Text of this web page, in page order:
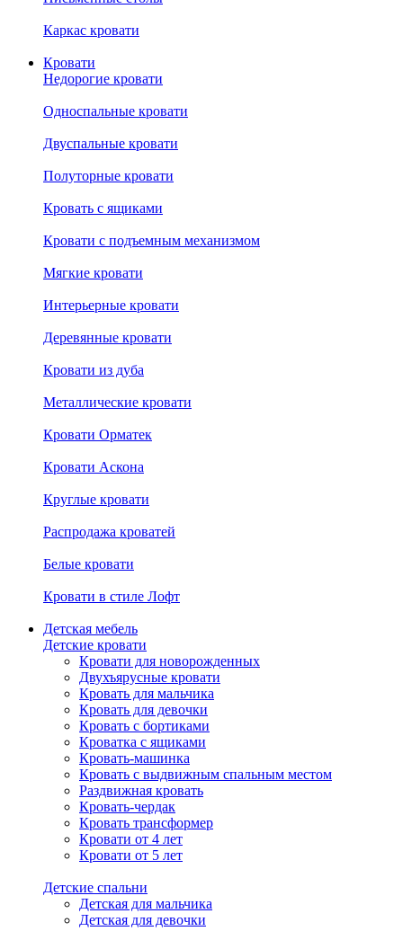
Каркас кровати
Кровати
Недорогие кровати
Односпальные кровати
Двуспальные кровати
Полуторные кровати
Кровать с ящиками
Кровати с подъемным механизмом
Мягкие кровати
Интерьерные кровати
Деревянные кровати
Кровати из дуба
Металлические кровати
Кровати Орматек
Кровати Аскона
Круглые кровати
Распродажа кроватей
Белые кровати
Кровати в стиле Лофт
Детская мебель
Детские кровати
Кровати для новорожденных
Двухъярусные кровати
Кровать для мальчика
Кровать для девочки
Кровать с бортиками
Кроватка с ящиками
Кровать-машинка
Кровать с выдвижным спальным местом
Раздвижная кровать
Кровать-чердак
Кровать трансформер
Кровати от 4 лет
Кровати от 5 лет
Детские спальни
Детская для мальчика
Детская для девочки